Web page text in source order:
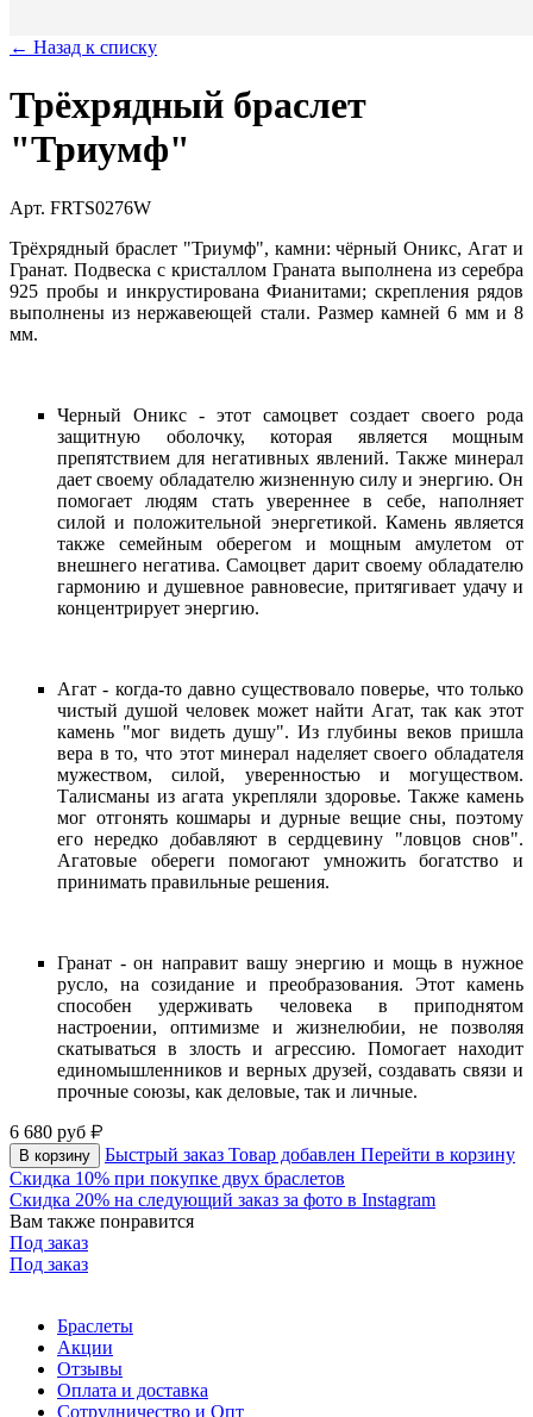
← Назад к списку
Трёхрядный браслет
"Триумф"
Арт. FRTS0276W
Трёхрядный браслет "Триумф", камни: чёрный Оникс, Агат и
Гранат. Подвеска с кристаллом Граната выполнена из серебра
925 пробы и инкрустирована Фианитами; скрепления рядов
выполнены из нержавеющей стали. Размер камней 6 мм и 8
мм.
Черный Оникс - этот самоцвет создает своего рода
защитную оболочку, которая является мощным
препятствием для негативных явлений. Также минерал
дает своему обладателю жизненную силу и энергию. Он
помогает людям стать увереннее в себе, наполняет
силой и положительной энергетикой. Камень является
также семейным оберегом и мощным амулетом от
внешнего негатива. Самоцвет дарит своему обладателю
гармонию и душевное равновесие, притягивает удачу и
концентрирует энергию.
Агат - когда-то давно существовало поверье, что только
чистый душой человек может найти Агат, так как этот
камень "мог видеть душу". Из глубины веков пришла
вера в то, что этот минерал наделяет своего обладателя
мужеством, силой, уверенностью и могуществом.
Талисманы из агата укрепляли здоровье. Также камень
мог отгонять кошмары и дурные вещие сны, поэтому
его нередко добавляют в сердцевину "ловцов снов".
Агатовые обереги помогают умножить богатство и
принимать правильные решения.
Гранат - он направит вашу энергию и мощь в нужное
русло, на созидание и преобразования. Этот камень
способен удерживать человека в приподнятом
настроении, оптимизме и жизнелюбии, не позволяя
скатываться в злость и агрессию. Помогает находит
единомышленников и верных друзей, создавать связи и
прочные союзы, как деловые, так и личные.
6 680 руб
В корзину Быстрый заказ Товар добавлен Перейти в корзину
Скидка 10% при покупке двух браслетов
Скидка 20% на следующий заказ за фото в Instagram
Вам также понравится
Под заказ
Под заказ
Браслеты
Акции
Отзывы
Оплата и доставка
Сотрудничество и Опт